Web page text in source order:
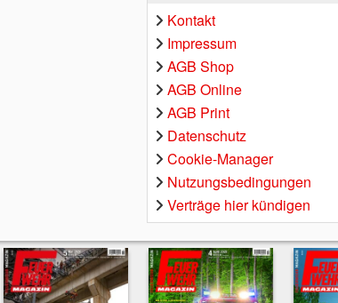
Kontakt
Impressum
AGB Shop
AGB Online
AGB Print
Datenschutz
Cookie-Manager
Nutzungsbedingungen
Verträge hier kündigen